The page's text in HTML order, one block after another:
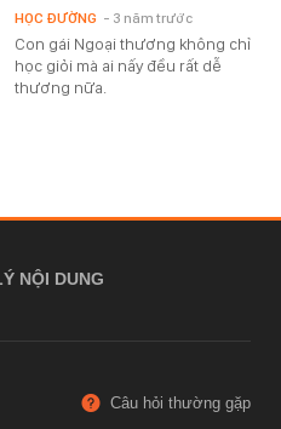
Con gái Ngoại thương không chỉ
học giỏi mà ai nấy đều rất dễ
thương nữa.
HỌC ĐƯỜNG - 3 năm trước
NỘI DUNG
Câu hỏi thường gặp